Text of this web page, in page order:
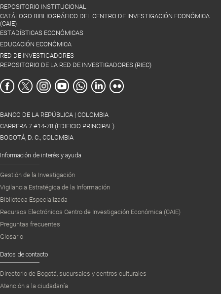
REPOSITORIO INSTITUCIONAL
CATÁLOGO BIBLIOGRÁFICO DEL CENTRO DE INVESTIGACIÓN ECONÓMICA
(CAIE)
ESTADÍSTICAS ECONÓMICAS
EDUCACIÓN ECONÓMICA
RED DE INVESTIGADORES
REPOSITORIO DE LA RED DE INVESTIGADORES (RIEC)
BANCO DE LA REPÚBLICA | COLOMBIA
CARRERA 7 #14-78 (EDIFICIO PRINCIPAL)
BOGOTÁ, D. C., COLOMBIA
Información de interés y ayuda
Gestión de la Investigación
Vigilancia Estratégica de la Información
Biblioteca Especializada
Recursos Electrónicos Centro de Investigación Económica (CAIE)
Preguntas frecuentes
Glosario
Datos de contacto
Directorio de Bogotá, sucursales y centros culturales
Atención a la ciudadanía